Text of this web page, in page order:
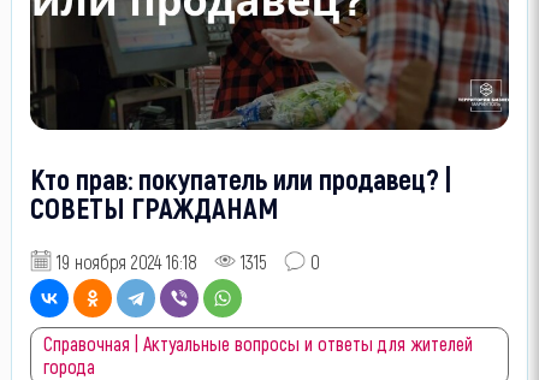
Кто прав: покупатель или продавец? |
СОВЕТЫ ГРАЖДАНАМ
19 ноября 2024 16:18 1315 0
Справочная | Актуальные вопросы и ответы для жителей
города